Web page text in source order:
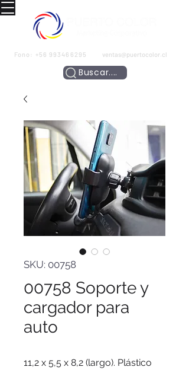
Fono: +56 993466295 ventas@puertocolor.cl
Buscar....
SKU: 00758
00758 Soporte y
cargador para
auto
11,2 x 5,5 x 8,2 (largo). Plástico